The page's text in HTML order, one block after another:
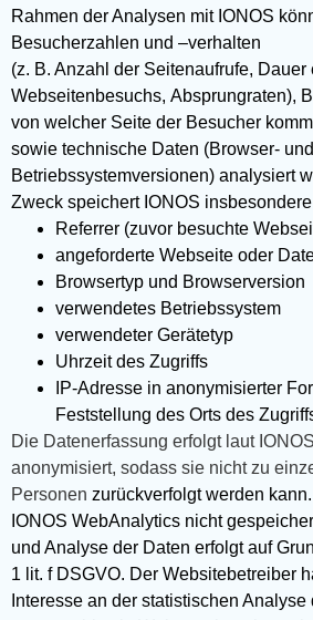
Rahmen der Analysen mit IONOS
Besucherzahlen und –verhalten
(z. B. Anzahl der Seitenaufrufe, Dauer
Webseitenbesuchs, Absprungraten),
von welcher Seite der Besucher
sowie technische Daten (Browser- und
Betriebssystemversionen) analysiert
Zweck speichert IONOS
Referrer (zuvor besuchte
angeforderte Webseite oder
Browsertyp und Browserversion
verwendetes Betriebssystem
verwendeter Gerätetyp
Uhrzeit des Zugriffs
IP-Adresse in anonymisierter
Feststellung des Orts des
Die Datenerfassung erfolgt laut
anonymisiert, sodass sie nicht zu
Personen zurückverfolgt werden
IONOS WebAnalytics nicht
und Analyse der Daten erfolgt auf
1 lit. f DSGVO. Der Websitebetreiber
Interesse an der statistischen